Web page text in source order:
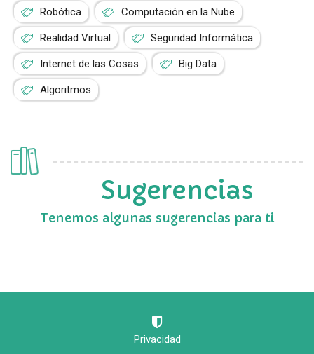
Robótica Computación en la Nube
Realidad Virtual Seguridad Informática
Internet de las Cosas Big Data
Algoritmos
Sugerencias
Tenemos algunas sugerencias para ti
Privacidad